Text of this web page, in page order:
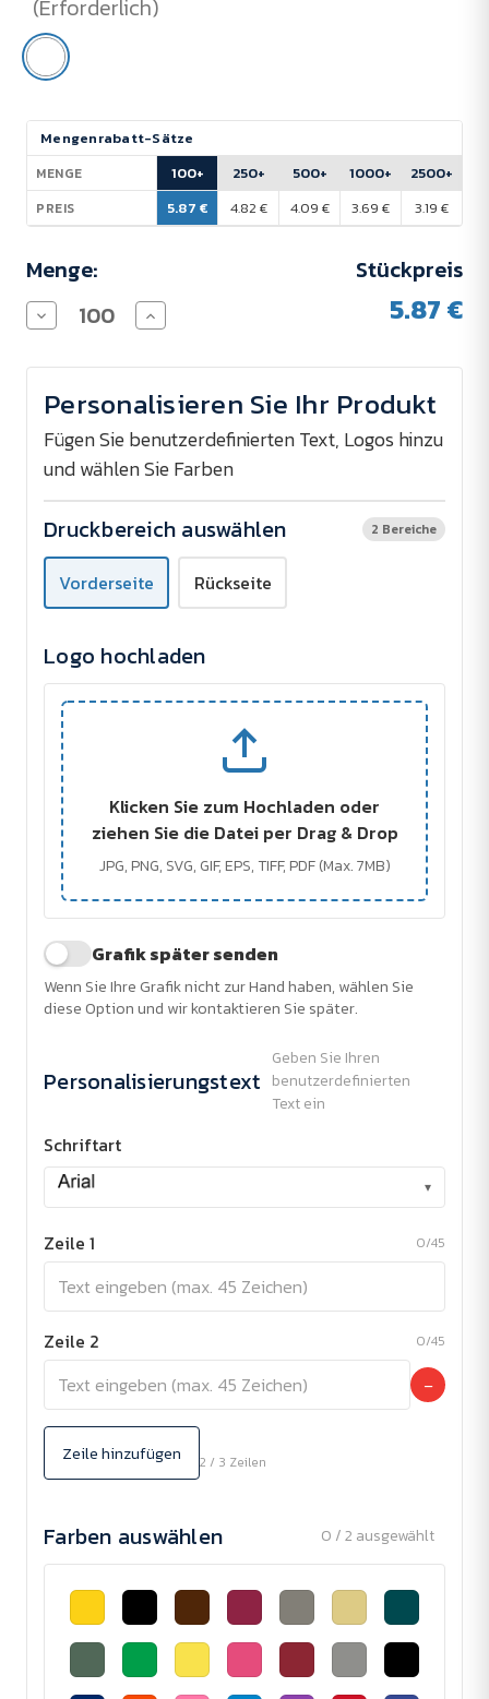
(Erforderlich)
Aktueller
Lagerbestand:
Mengenrabatt-Sätze
MENGE
PREIS
100+
5.87 €
250+
4.82 €
500+
4.09 €
1000+
3.69 €
2500+
3.19 €
Menge:
Menge
von
aus
m
G6W
(2C)
verringern
Menge
von
aus
2
m
G6W
(2C)
erhöhen
Stückpreis
5.87 €
Personalisieren Sie Ihr Produkt
Fügen Sie benutzerdefinierten Text, Logos hinzu
und wählen Sie Farben
Druckbereich auswählen 2 Bereiche
Vorderseite Rückseite
Logo hochladen
Klicken Sie zum Hochladen oder
ziehen Sie die Datei per Drag & Drop
JPG, PNG, SVG, GIF, EPS, TIFF, PDF (Max. 7MB)
Grafik später senden
Wenn Sie Ihre Grafik nicht zur Hand haben, wählen Sie
diese Option und wir kontaktieren Sie später.
Personalisierungstext
Geben Sie Ihren
benutzerdefinierten
Text ein
Schriftart
▾
Zeile 1 0/45
Zeile 2 0/45
−
Zeile hinzufügen 2 / 3 Zeilen
Farben auswählen 0 / 2 ausgewählt